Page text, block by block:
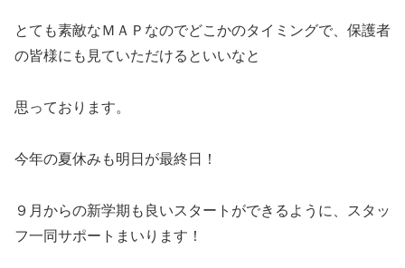
とても素敵なＭＡＰなのでどこかのタイミングで、保護者
の皆様にも見ていただけるといいなと
思っております。
今年の夏休みも明日が最終日！
９月からの新学期も良いスタートができるように、スタッ
フ一同サポートまいります！